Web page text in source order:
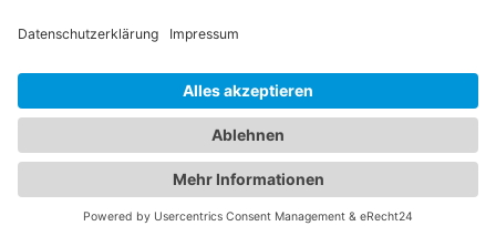
info@cdw-wallenhorst.de
© All Rights Reserved 2025